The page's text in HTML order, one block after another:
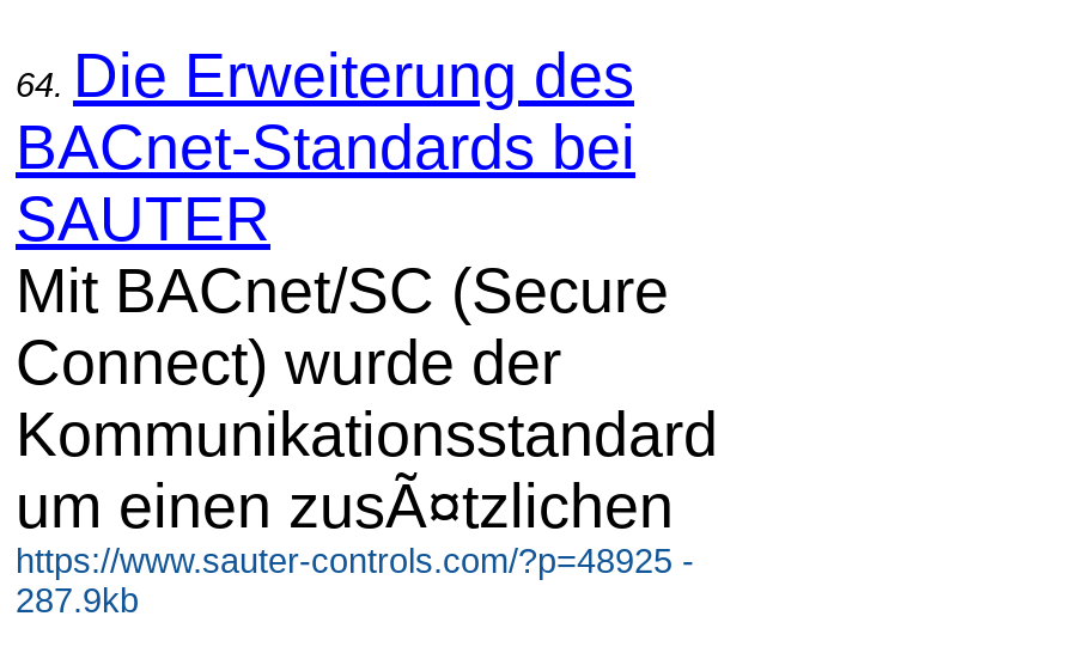
64. Die Erweiterung des
BACnet-Standards bei
SAUTER
Mit BACnet/SC (Secure
Connect) wurde der
Kommunikationsstandard
um einen zusÃ¤tzlichen
https://www.sauter-controls.com/?p=48925 -
287.9kb